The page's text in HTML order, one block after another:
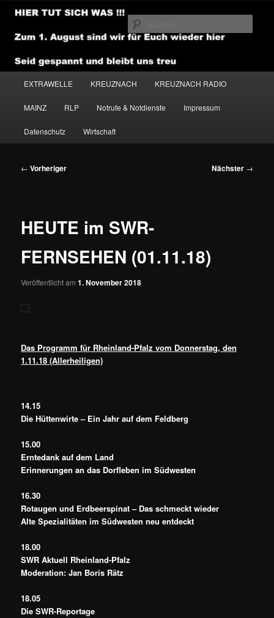
Zum
primären
Inhalt
NEWSHOUSE.MEDIA
EXTRAWELLE KREUZNACH KREUZNACH RADIO
MAINZ RLP Notrufe & Notdienste Impressum
Datenschutz Wirtschaft
Beitragsnavigation
← Vorheriger Nächster →
HEUTE im SWR-
FERNSEHEN (01.11.18)
Veröffentlicht am1. November 2018
Das Programm für Rheinland-Pfalz vom Donnerstag, den
1.11.18 (Allerheiligen)
14.15
Die Hüttenwirte – Ein Jahr auf dem Feldberg
15.00
Erntedank auf dem Land
Erinnerungen an das Dorfleben im Südwesten
16.30
Rotaugen und Erdbeerspinat – Das schmeckt wieder
Alte Spezialitäten im Südwesten neu entdeckt
18.00
SWR Aktuell Rheinland-Pfalz
Moderation: Jan Boris Rätz
18.05
Die SWR-Reportage